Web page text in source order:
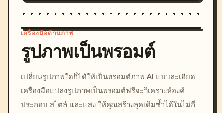
c, cyberpunk sunset, neon
colors, 8k --v 6.0
เครื่องมือด้านภาพ
รูปภาพเป็นพรอมต์
เปลี่ยนรูปภาพใดก็ได้ให้เป็นพรอมต์ภาพ AI แบบละเอียด
เครื่องมือแปลงรูปภาพเป็นพรอมต์ฟรีจะวิเคราะห์องค์
ประกอบ สไตล์ และแสง ให้คุณสร้างลุคเดิมซ้ำได้ในไม่กี่